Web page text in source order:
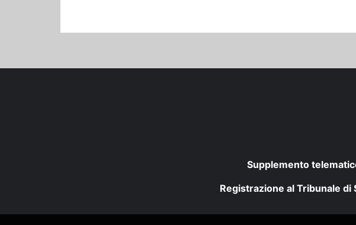
Supplemento
Registrazione al Tribunale